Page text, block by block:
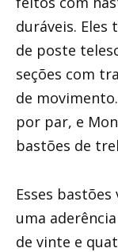
duráveis.
de poste
seções com
de
por par, e
bastões de
Esses
uma
de vinte e